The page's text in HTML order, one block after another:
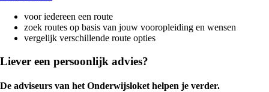
voor iedereen een route
zoek routes op basis van jouw vooropleiding en wensen
vergelijk verschillende route opties
Liever een persoonlijk advies?
De adviseurs van het Onderwijsloket helpen je verder.